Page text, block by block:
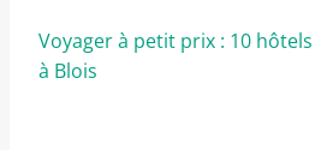
Voyager à petit prix : 10
à Blois